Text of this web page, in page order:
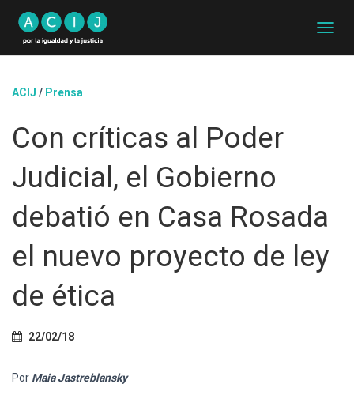
A
A
V
ACIJ / Prensa
Con críticas al Poder
Judicial, el Gobierno
debatió en Casa Rosada
el nuevo proyecto de ley
de ética
22/02/18
Por Maia Jastreblansky